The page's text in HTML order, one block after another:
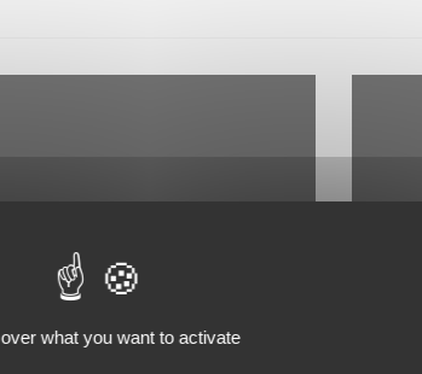
- Dépistage du cancer du sein :
entre les pays
what you want to activate